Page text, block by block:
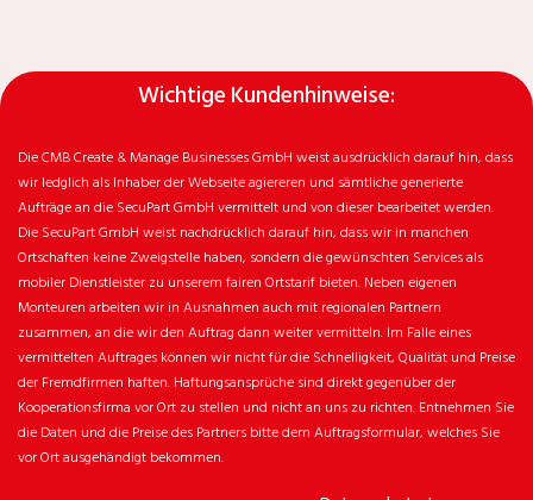
Wichtige Kundenhinweise:
Die CMB Create & Manage Businesses GmbH weist ausdrücklich darauf hin, dass
wir ledglich als Inhaber der Webseite agiereren und sämtliche generierte
Aufträge an die SecuPart GmbH vermittelt und von dieser bearbeitet werden.
Die SecuPart GmbH weist nachdrücklich darauf hin, dass wir in manchen
Ortschaften keine Zweigstelle haben, sondern die gewünschten Services als
mobiler Dienstleister zu unserem fairen Ortstarif bieten. Neben eigenen
Monteuren arbeiten wir in Ausnahmen auch mit regionalen Partnern
zusammen, an die wir den Auftrag dann weiter vermitteln. Im Falle eines
vermittelten Auftrages können wir nicht für die Schnelligkeit, Qualität und Preise
der Fremdfirmen haften. Haftungsansprüche sind direkt gegenüber der
Kooperationsfirma vor Ort zu stellen und nicht an uns zu richten. Entnehmen Sie
die Daten und die Preise des Partners bitte dem Auftragsformular, welches Sie
vor Ort ausgehändigt bekommen.